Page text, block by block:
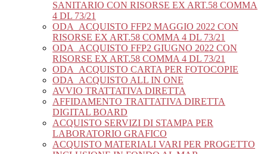
SANITARIO CON RISORSE EX ART.58 COMMA
4 DL 73/21
ODA_ACQUISTO FFP2 MAGGIO 2022 CON
RISORSE EX ART.58 COMMA 4 DL 73/21
ODA_ACQUISTO FFP2 GIUGNO 2022 CON
RISORSE EX ART.58 COMMA 4 DL 73/21
ODA_ACQUISTO CARTA PER FOTOCOPIE
ODA_ACQUISTO ALL IN ONE
AVVIO TRATTATIVA DIRETTA
AFFIDAMENTO TRATTATIVA DIRETTA
DIGITAL BOARD
ACQUISTO SERVIZI DI STAMPA PER
LABORATORIO GRAFICO
ACQUISTO MATERIALI VARI PER PROGETTO